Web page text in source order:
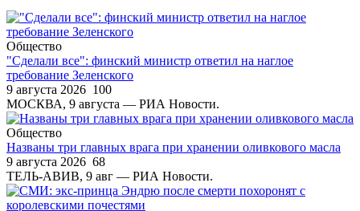
Общество
"Сделали все": финский министр ответил на наглое
требование Зеленского
9 августа 2026 100
МОСКВА, 9 августа — РИА Новости.
Общество
Названы три главных врага при хранении оливкового масла
9 августа 2026 68
ТЕЛЬ-АВИВ, 9 авг — РИА Новости.